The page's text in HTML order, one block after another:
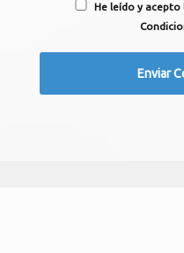
He leído y acepto